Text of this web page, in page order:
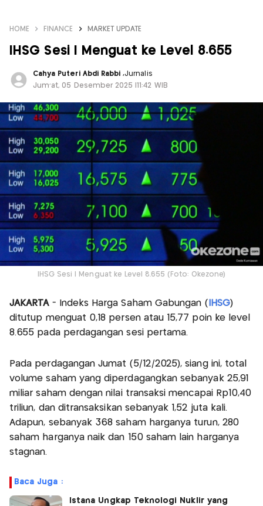
HOME FINANCE MARKET UPDATE
IHSG Sesi I Menguat ke Level 8.655
Cahya Puteri Abdi Rabbi,Jurnalis
Jum'at, 05 Desember 2025 |11:42 WIB
IHSG Sesi I Menguat ke Level 8.655 (Foto: Okezone)
JAKARTA - Indeks Harga Saham Gabungan ( IHSG)
ditutup menguat 0,18 persen atau 15,77 poin ke level
8.655 pada perdagangan sesi pertama.
Pada perdagangan Jumat (5/12/2025), siang ini, total
volume saham yang diperdagangkan sebanyak 25,91
miliar saham dengan nilai transaksi mencapai Rp10,40
triliun, dan ditransaksikan sebanyak 1,52 juta kali.
Adapun, sebanyak 368 saham harganya turun, 280
saham harganya naik dan 150 saham lain harganya
stagnan.
Baca Juga :
Istana Ungkap Teknologi Nuklir yang